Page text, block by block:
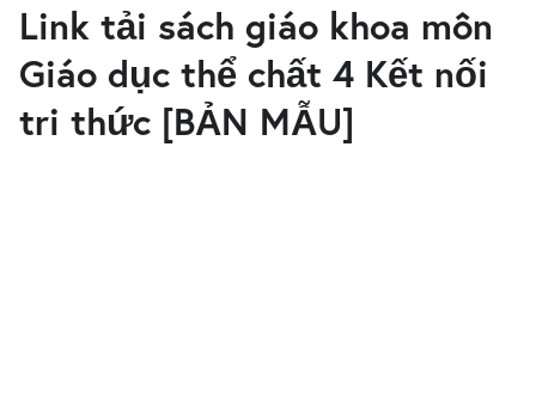
Link tải sách giáo khoa môn
Giáo dục thể chất 4 Kết nối
tri thức [BẢN MẪU]